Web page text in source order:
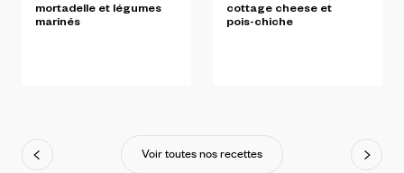
mortadelle et légumes
marinés
cottage cheese et
pois-chiche
Voir toutes nos recettes